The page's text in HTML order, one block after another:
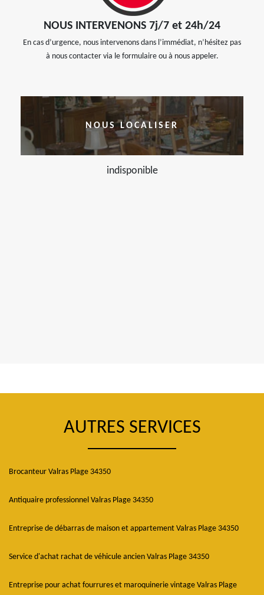
NOUS INTERVENONS 7j/7 et 24h/24
En cas d’urgence, nous intervenons dans l’immédiat, n’hésitez pas
à nous contacter via le formulaire ou à nous appeler.
NOUS LOCALISER
indisponible
AUTRES SERVICES
Brocanteur Valras Plage 34350
Antiquaire professionnel Valras Plage 34350
Entreprise de débarras de maison et appartement Valras Plage 34350
Service d'achat rachat de véhicule ancien Valras Plage 34350
Entreprise pour achat fourrures et maroquinerie vintage Valras Plage